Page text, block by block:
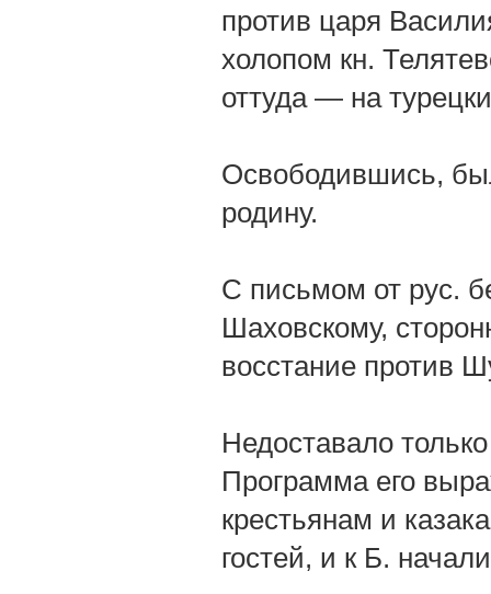
против царя
холопом кн.
оттуда — на
Освободившись,
родину.
С письмом от рус.
Шаховскому,
восстание против
Недоставало
Программа его
крестьянам и
гостей, и к Б.